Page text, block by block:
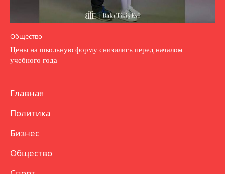
Общество
Цены на школьную форму снизились перед началом
учебного года
Главная
Политика
Бизнес
Общество